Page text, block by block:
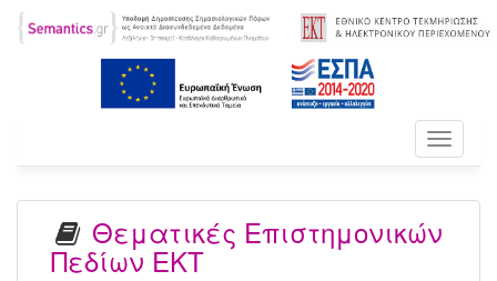
Toggle
Θεματικές Επιστημονικών
Πεδίων ΕΚΤ